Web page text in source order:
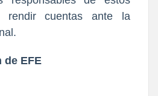
rendir cuentas ante la
de EFE